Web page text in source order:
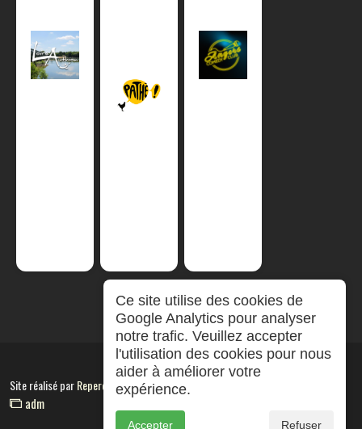
Site réalisé parRepereCom
adm
Ce site utilise des cookies de
Google Analytics pour analyser
notre trafic. Veuillez accepter
l'utilisation des cookies pour nous
aider à améliorer votre
expérience.
Accepter Refuser